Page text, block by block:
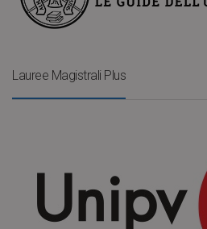
Lauree Magistrali Plus